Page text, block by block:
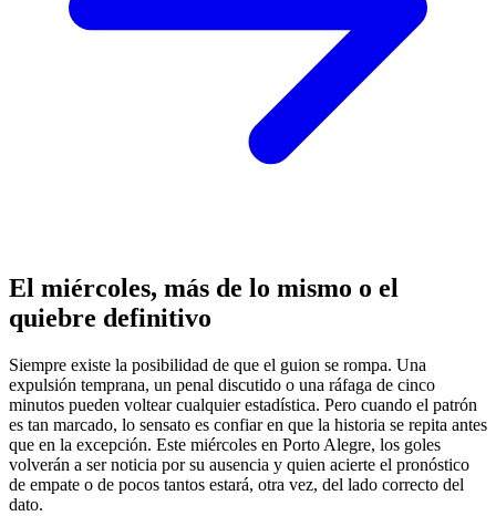
El miércoles, más de lo mismo o el
quiebre definitivo
Siempre existe la posibilidad de que el guion se rompa. Una
expulsión temprana, un penal discutido o una ráfaga de cinco
minutos pueden voltear cualquier estadística. Pero cuando el patrón
es tan marcado, lo sensato es confiar en que la historia se repita antes
que en la excepción. Este miércoles en Porto Alegre, los goles
volverán a ser noticia por su ausencia y quien acierte el pronóstico
de empate o de pocos tantos estará, otra vez, del lado correcto del
dato.